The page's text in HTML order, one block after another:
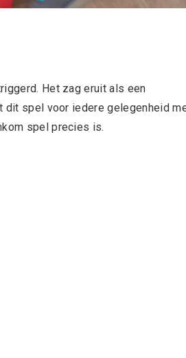
Het zag eruit als een
dit spel voor iedere gelegenheid
spel precies is.